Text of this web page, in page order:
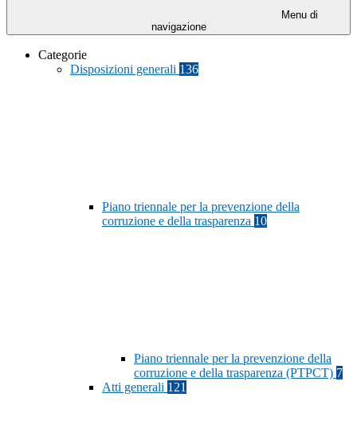
Menu di
navigazione
Categorie
Disposizioni generali 136
Piano triennale per la prevenzione della
corruzione e della trasparenza 10
Piano triennale per la prevenzione della
corruzione e della trasparenza (PTPCT) 7
Atti generali 121